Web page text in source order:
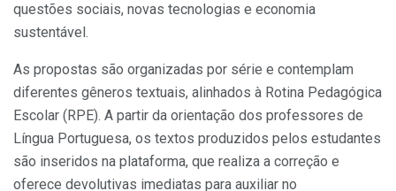
questões sociais, novas tecnologias e economia
sustentável.
As propostas são organizadas por série e contemplam
diferentes gêneros textuais, alinhados à Rotina Pedagógica
Escolar (RPE). A partir da orientação dos professores de
Língua Portuguesa, os textos produzidos pelos estudantes
são inseridos na plataforma, que realiza a correção e
oferece devolutivas imediatas para auxiliar no